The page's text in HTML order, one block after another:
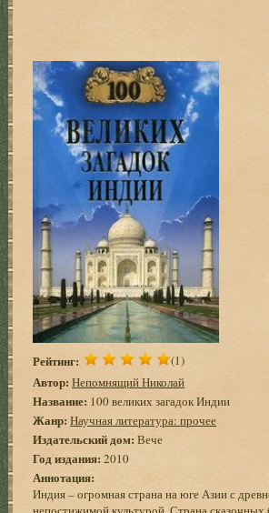
Рейтинг: (1)
Автор: Непомнящий Николай
Название: 100 великих загадок Индии
Жанр: Научная литература: прочее
Издательский дом: Вече
Год издания: 2010
Аннотация:
Индия – огромная страна на юге Азии с